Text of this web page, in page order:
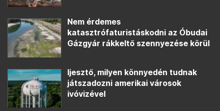
Nem érdemes
katasztrófaturistáskodni az Óbudai
Gázgyár rákkeltő szennyezése körül
Ijesztő, milyen könnyedén tudnak
játszadozni amerikai városok
ivóvizével